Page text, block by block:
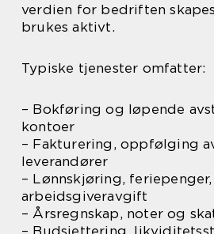
verdien for bedriften
brukes aktivt.
Typiske tjenester omfatter:
– Bokføring og løpende
kontoer
– Fakturering, oppfølging
leverandører
– Lønnskjøring,
arbeidsgiveravgift
– Årsregnskap, noter og
– Budsjettering,